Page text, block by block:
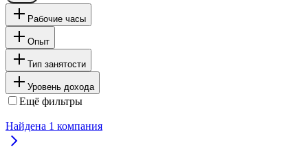
Рабочие часы
Опыт
Тип занятости
Уровень дохода
Ещё фильтры
Найдена 1 компания